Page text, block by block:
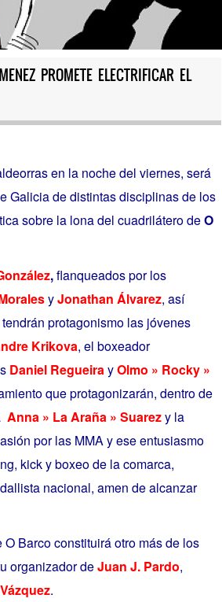
PROMETE ELECTRIFICAR EL
en la noche del viernes, será
Galicia de distintas disciplinas de los
sobre la lona del cuadrilátero deO
,flanqueadospor los
yJonathan Álvarez, así
protagonismo las jóvenes
Krikova, el boxeador
Daniel RegueirayOlmo » Rocky »
que protagonizarán, dentro de
Anna » La Araña » Suarezy la
por las MMA y ese entusiasmo
kick y boxeo de la comarca,
nacional, amen de alcanzar
Barco constituirá otro más de los
organizador deJuan J. Pardo,
.